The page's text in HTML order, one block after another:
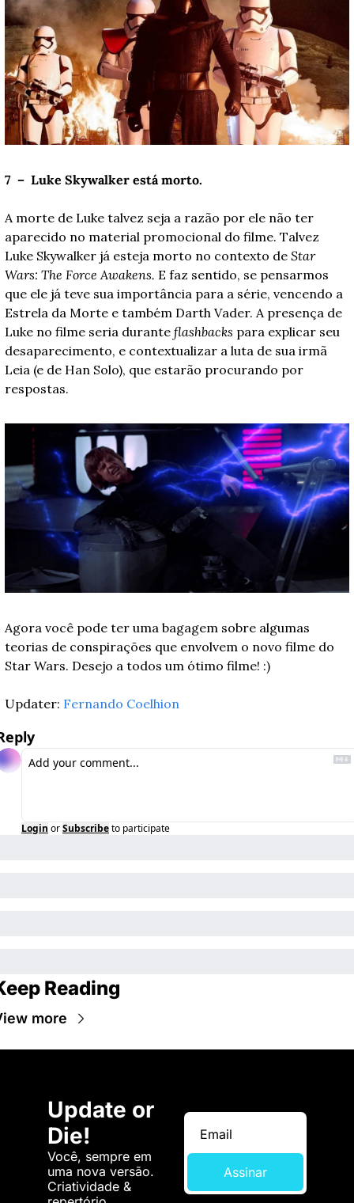
7  –  Luke Skywalker está morto.
A morte de Luke talvez seja a razão por ele não ter
aparecido no material promocional do filme. Talvez
Luke Skywalker já esteja morto no contexto de Star
Wars: The Force Awakens. E faz sentido, se pensarmos
que ele já teve sua importância para a série, vencendo a
Estrela da Morte e também Darth Vader. A presença de
Luke no filme seria durante flashbacks para explicar seu
desaparecimento, e contextualizar a luta de sua irmã
Leia (e de Han Solo), que estarão procurando por
respostas.
Agora você pode ter uma bagagem sobre algumas
teorias de conspirações que envolvem o novo filme do
Star Wars. Desejo a todos um ótimo filme! :)
Updater: Fernando Coelhion
Login orSubscribeto participate
Reading
more
Update or
Die!
Você, sempre em
uma nova versão.
Criatividade &
Assinar